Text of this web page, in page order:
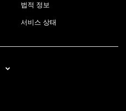
법적 정보
서비스 상태